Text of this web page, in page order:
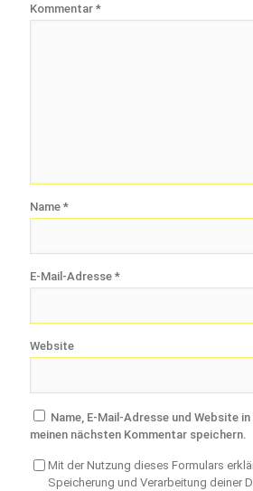
Kommentar *
Name *
E-Mail-Adresse *
Website
Name, E-Mail-Adresse und Website
meinen nächsten Kommentar speichern.
Mit der Nutzung dieses Formulars
Speicherung und Verarbeitung deiner